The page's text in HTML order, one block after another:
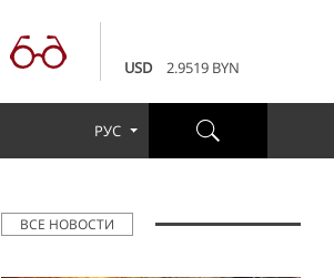
USD
2.9519 BYN
3.4231 BYN
2.9519 BYN
РУС
ВСЕ НОВОСТИ